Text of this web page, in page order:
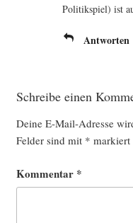
Poli­tik­spiel) ist
Antworten
Schreibe einen
Deine E-Mail-Adresse
Felder sind mit * markiert
Kommentar *